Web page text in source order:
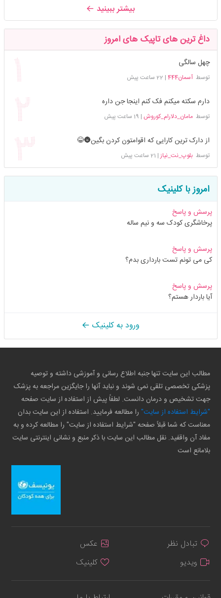
بیشتر ببینید
داغ ترین های تاپیک های امروز
چهل سالگی
توسطآسمان444 | 22 ساعت پیش
دارم سکته میکنم فک کنم اینجا جن داره
توسطمامان_دلارام_کوروش | 19 ساعت پیش
از دارک ترین کارایی که اقوامتون کردن بگین🌚😂
توسطبلوپ_نت_نیاز | 21 ساعت پیش
امروز با کلینیک
پرسش و پاسخ
پرخاشگری کودک سه و نیم ساله
پرسش و پاسخ
کی می تونم تست بارداری بدم؟
پرسش و پاسخ
آیا باردار هستم؟
ورود به کلینیک
مطالب این سایت تنها جنبه اطلاع رسانی و آموزشی داشته و توصیه
پزشکی تخصصی تلقی نمی شوند و نباید آنها را جایگزین مراجعه به پزشک
جهت تشخیص و درمان دانست. لطفاً پیش از استفاده از سایت صفحه
"شرایط استفاده از سایت" را مطالعه فرمایید. استفاده از این سایت بدان
معناست که شما قبلاً صفحه "شرایط استفاده از سایت" را مطالعه کرده و به
مفاد آن واقفید. نقل مطالب این سایت با ذکر منبع و نشانی اینترنتی سایت
بلامانع است
تبادل نظر
عکس
ویدیو
کلینیک